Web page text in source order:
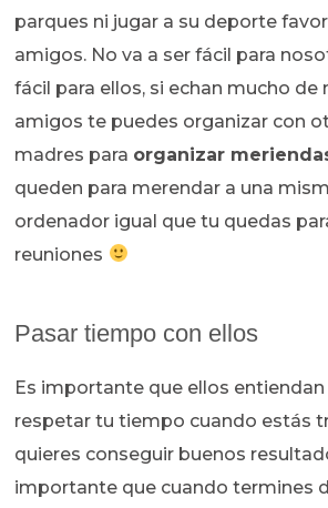
parques ni jugar a su deporte
amigos. No va a ser fácil para
fácil para ellos, si echan mucho de
amigos te puedes organizar con
madres para organizar
queden para merendar a una
ordenador igual que tu quedas
reuniones
Pasar tiempo con ellos
Es importante que ellos
respetar tu tiempo cuando estás
quieres conseguir buenos
importante que cuando termines